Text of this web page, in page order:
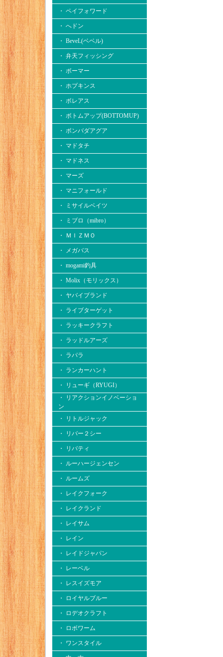
・ ペイフォワード
・ へドン
・ BeveL(ベベル)
・ 弁天フィッシング
・ ボーマー
・ ホプキンス
・ ボレアス
・ ボトムアップ(BOTTOMUP)
・ ボンバダアグア
・ マドタチ
・ マドネス
・ マーズ
・ マニフォールド
・ ミサイルベイツ
・ ミブロ（mibro）
・ ＭＩＺＭＯ
・ メガバス
・ mogami釣具
・ Molix（モリックス）
・ ヤバイブランド
・ ライブターゲット
・ ラッキークラフト
・ ラッドルアーズ
・ ラパラ
・ ランカーハント
・ リューギ（RYUGI）
・ リアクションイノベーショ
ン
・ リトルジャック
・ リバー２シー
・ リバティ
・ ルーハージェンセン
・ ルームズ
・ レイクフォーク
・ レイクランド
・ レイサム
・ レイン
・ レイドジャパン
・ レーベル
・ レスイズモア
・ ロイヤルブルー
・ ロデオクラフト
・ ロボワーム
・ ワンスタイル